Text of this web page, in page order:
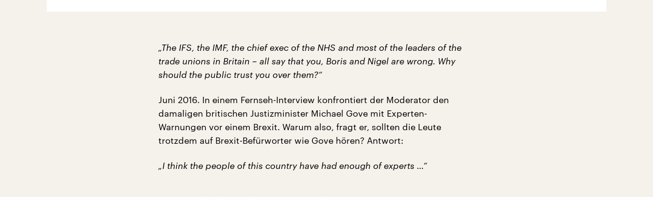
„The IFS, the IMF, the chief exec of the NHS and most of the leaders of the
trade unions in Britain – all say that you, Boris and Nigel are wrong. Why
should the public trust you over them?“
Juni 2016. In einem Fernseh-Interview konfrontiert der Moderator den
damaligen britischen Justizminister Michael Gove mit Experten-
Warnungen vor einem Brexit. Warum also, fragt er, sollten die Leute
trotzdem auf Brexit-Befürworter wie Gove hören? Antwort:
„I think the people of this country have had enough of experts …“